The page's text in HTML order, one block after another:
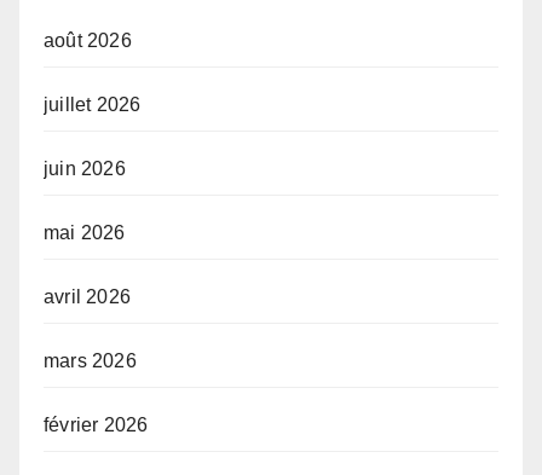
août 2026
juillet 2026
juin 2026
mai 2026
avril 2026
mars 2026
février 2026